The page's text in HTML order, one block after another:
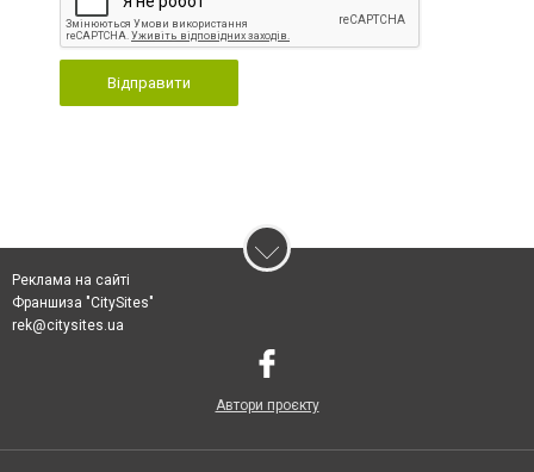
Відправити
Реклама на сайті
Франшиза "CitySites"
rek@citysites.ua
Автори проєкту